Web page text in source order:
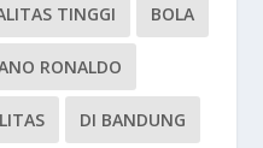
TINGGI BOLA
RONALDO
DI BANDUNG